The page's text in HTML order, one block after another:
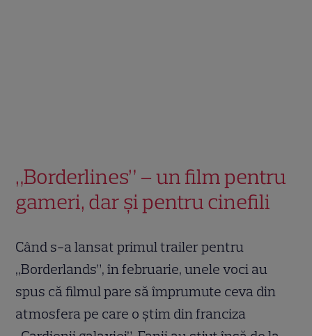
„Borderlines” – un film pentru
gameri, dar și pentru cinefili
Când s-a lansat primul trailer pentru
„Borderlands”, în februarie, unele voci au
spus că filmul pare să împrumute ceva din
atmosfera pe care o știm din franciza